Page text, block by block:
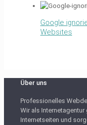
Google
Websites
Über uns
Professionelles
Wir als
Internetseiten und